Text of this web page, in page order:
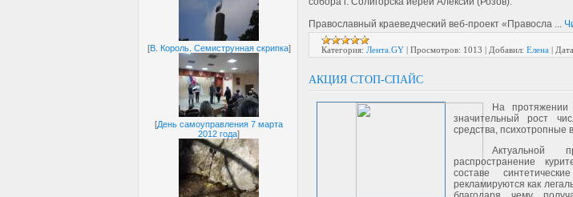
[В. Король. Семиструнная скрипка]
[День самоуправления 7 марта
2012 года]
Православный краеведческий веб-проект «Правосла
Категория: Лента.GY | Просмотров: 1013 | Добавил: Елена |
АКЦИЯ СТОП-СПАЙС
На
значительный рост
средства, психотропные
Актуальной
распространение
составе
рекламируются как